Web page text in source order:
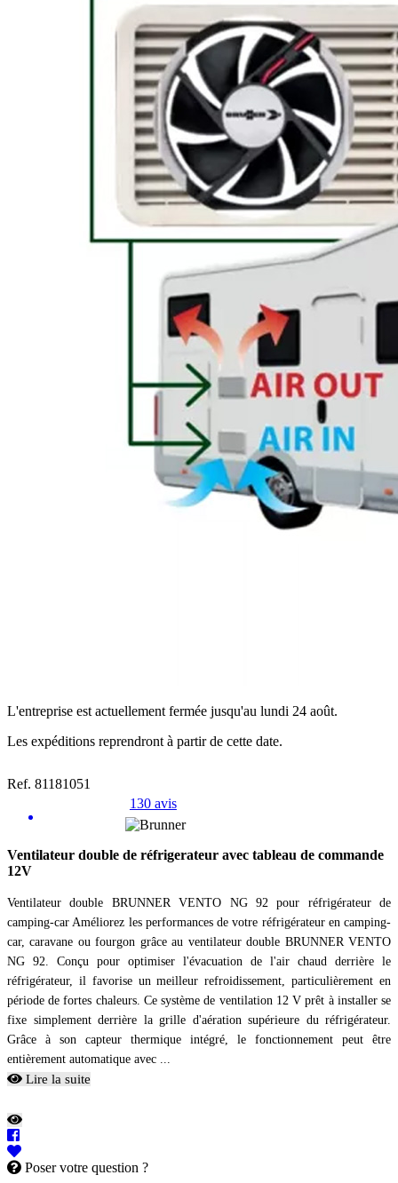
L'entreprise est actuellement fermée jusqu'au lundi 24 août.
Les expéditions reprendront à partir de cette date.
Ref. 81181051
130 avis
Ventilateur double de réfrigerateur avec tableau de commande
12V
Ventilateur double BRUNNER VENTO NG 92 pour réfrigérateur de
camping-car Améliorez les performances de votre réfrigérateur en camping-
car, caravane ou fourgon grâce au ventilateur double BRUNNER VENTO
NG 92. Conçu pour optimiser l'évacuation de l'air chaud derrière le
réfrigérateur, il favorise un meilleur refroidissement, particulièrement en
période de fortes chaleurs. Ce système de ventilation 12 V prêt à installer se
fixe simplement derrière la grille d'aération supérieure du réfrigérateur.
Grâce à son capteur thermique intégré, le fonctionnement peut être
entièrement automatique avec ...
Lire la suite
Poser votre question ?